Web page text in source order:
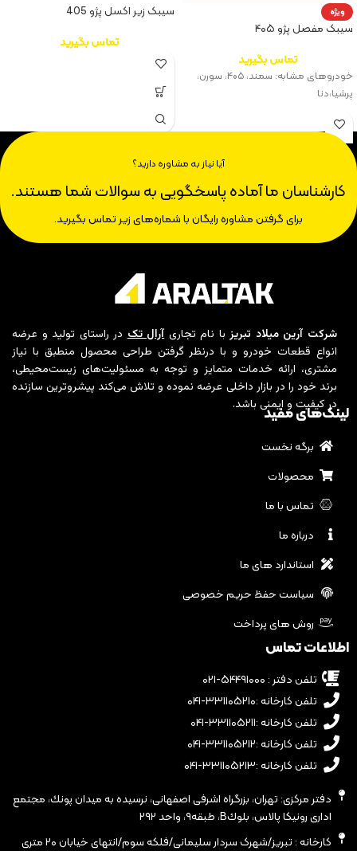
ویژه
سیبک مفصل پژو ۴۰۵
تماس بگیرید
خودروهای مشابه: سمند، ۴۰۵، سورن،
پرشیا،‌دنا
سیبک زیر اکسل پژو 405
تماس بگیرید
آیا نیاز به مشاوره دارید؟
کارشناسان ما آماده پاسخگویی به سوالات شما هستند.
برای گرفتن مشاوره رایگان با شماره‌های زیر تماس بگیرید.
شرکت آرین میلاد تبریزبا نام تجاریآرال تکدر راستای تولید و عرضه
انواع قطعات خودرو و با درنظر گرفتن طراحی محصول منطبق با نیاز
مشتری، ارائه خدمات متمایز و توجه به مسئولیت‌های زیست‌محیطی،
برند خود را در بازار داخلی عرضه نموده و تلاش می‌کند پیشروترین سازنده
در کیفیت و ایمنی باشد.
لینک‌های مفید
برگه نخست
محصولات
تماس با ما
درباره ما
استاندارد های ما
سیاست حفظ حریم خصوصی
روش های پرداخت
اطلاعات تماس
تلفن دفتر : ۵۴۴۹۱۰۰۰-۰۲۱
تلفن کارخانه :۳۳۱۱۰۵۲۱۰-۰۴۱
تلفن کارخانه :۳۳۱۱۰۵۲۱۱-۰۴۱
تلفن کارخانه :۳۳۱۱۰۵۲۱۲-۰۴۱
تلفن کارخانه :۳۳۱۱۰۵۲۱۳-۰۴۱
دفتر مرکزی: تهران، بزرگراه اشرفى اصفهانى، نرسيده به ميدان پونك، مجتمع
ادارى رونيكا پالاس، بلوكB، طبقه٩، واحد ٢٩٢
کارخانه : تبریز/شهرک سردار سلیمانی/فلکه سوم/انتهای خیابان ۲۰ متری